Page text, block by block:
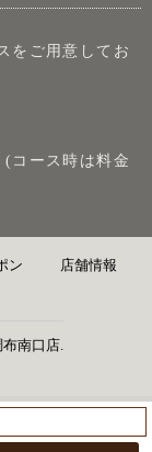
をご用意してお
コース時は料金
ン 店舗情報
南口店.